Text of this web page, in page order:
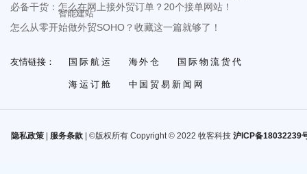
必备干货：怎么在网上接外贸订单？20个接单网站！
怎么从零开始做外贸SOHO？收藏这一篇就够了！
智能建站
友情链接： 国际航运 海外仓 国际物流货代
海运订舱 中国贸易新闻网
隐私政策| 服务条款| ©版权所有 Copyright © 2022 牧客科技 沪ICP备18032239